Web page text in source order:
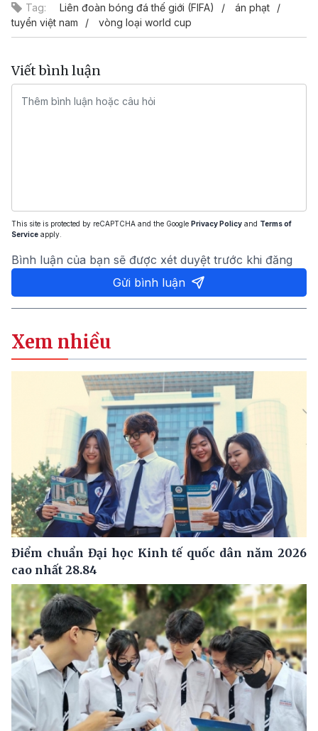
Tag: Liên đoàn bóng đá thế giới (FIFA)
án phạt
tuyển việt nam
vòng loại world cup
Viết bình luận
This site is protected by reCAPTCHA and the Google Privacy Policy and Terms of
Service apply.
Bình luận của bạn sẽ được xét duyệt trước khi đăng
Gửi bình luận
Xem nhiều
Điểm chuẩn Đại học Kinh tế quốc dân năm 2026
cao nhất 28.84